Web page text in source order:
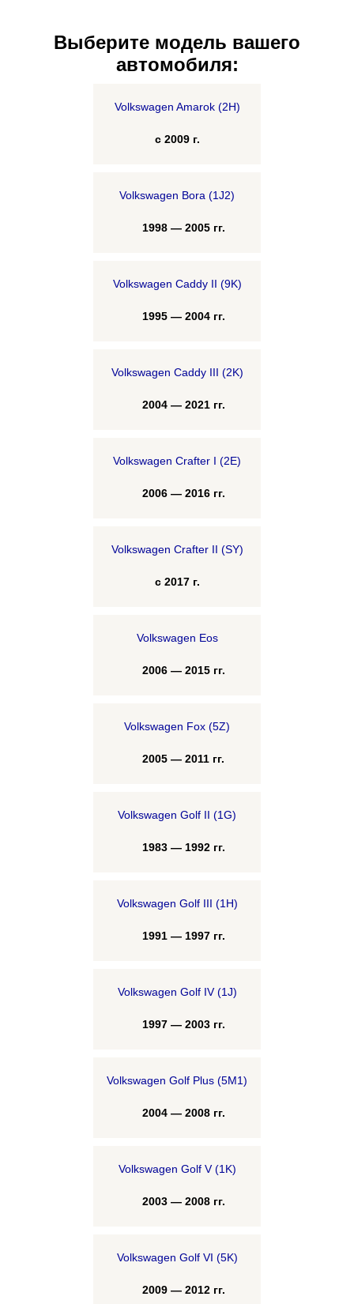
Выберите модель вашего
автомобиля:
Volkswagen Amarok (2H)
с 2009 г.
Volkswagen Bora (1J2)
1998 — 2005 гг.
Volkswagen Caddy II (9K)
1995 — 2004 гг.
Volkswagen Caddy III (2K)
2004 — 2021 гг.
Volkswagen Crafter I (2E)
2006 — 2016 гг.
Volkswagen Crafter II (SY)
с 2017 г.
Volkswagen Eos
2006 — 2015 гг.
Volkswagen Fox (5Z)
2005 — 2011 гг.
Volkswagen Golf II (1G)
1983 — 1992 гг.
Volkswagen Golf III (1H)
1991 — 1997 гг.
Volkswagen Golf IV (1J)
1997 — 2003 гг.
Volkswagen Golf Plus (5M1)
2004 — 2008 гг.
Volkswagen Golf V (1K)
2003 — 2008 гг.
Volkswagen Golf VI (5K)
2009 — 2012 гг.